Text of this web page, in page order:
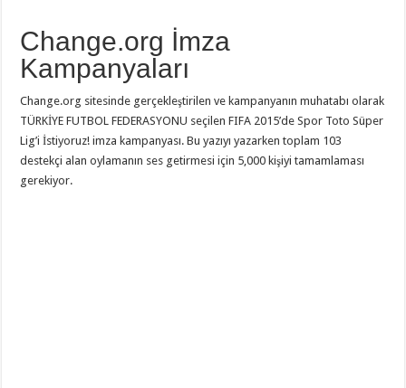
Change.org İmza
Kampanyaları
Change.org sitesinde gerçekleştirilen ve kampanyanın muhatabı olarak
TÜRKİYE FUTBOL FEDERASYONU seçilen FIFA 2015’de Spor Toto Süper
Lig’i İstiyoruz! imza kampanyası. Bu yazıyı yazarken toplam 103
destekçi alan oylamanın ses getirmesi için 5,000 kişiyi tamamlaması
gerekiyor.